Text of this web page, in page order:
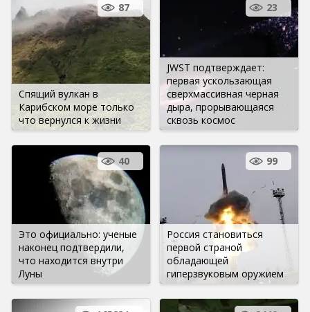
Спящий вулкан в
Карибском море только
что вернулся к жизни
87
JWST подтверждает:
первая ускользающая
сверхмассивная черная
дыра, прорывающаяся
сквозь космос
23
Это официально: ученые
наконец подтвердили,
что находится внутри
Луны
40
Россия становиться
первой страной
обладающей
гиперзвуковым оружием
99